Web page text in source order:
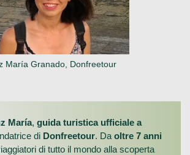
María Granado, Donfreetour
María, guida turistica ufficiale a
di Donfreetour. Da oltre 7 anni
di tutto il mondo alla scoperta